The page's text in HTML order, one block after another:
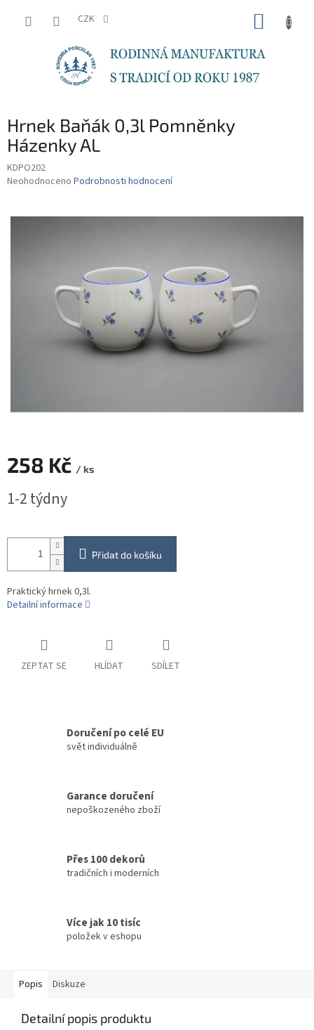
CZK
Hrnek Baňák 0,3l Pomněnky
Házenky AL
KDPO202
Průměrné
je
Neohodnoceno Podrobnosti hodnocení
258 Kč / ks
cena:
1-2 týdny
Přidat do košíku
Praktický hrnek 0,3l.
Detailní informace
ZEPTAT SE HLÍDAT SDÍLET
Doručení po celé EU
svět individuálně
Garance doručení
nepoškozeného zboží
Přes 100 dekorů
tradičních i moderních
Více jak 10 tisíc
položek v eshopu
Popis Diskuze
Detailní popis produktu